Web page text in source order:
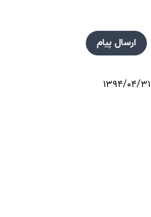
ارسال پیام
۱۳۹۴/۰۴/۳۱